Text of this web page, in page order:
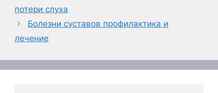
потери слуха
Болезни суставов профилактика и
лечение